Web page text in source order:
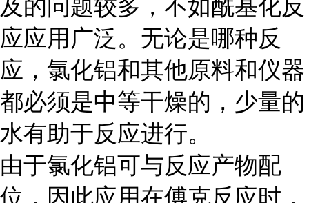
及的问题较多，不如酰基化反
应应用广泛。无论是哪种反
应，氯化铝和其他原料和仪器
都必须是中等干燥的，少量的
水有助于反应进行。
由于氯化铝可与反应产物配
位，因此应用在傅克反应时，